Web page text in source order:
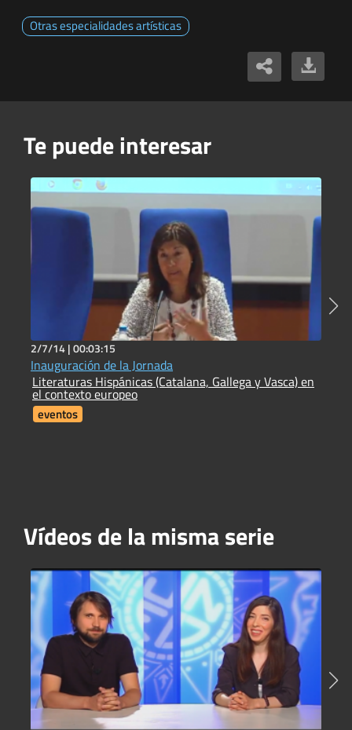
Otras especialidades artísticas
Te puede interesar
2/7/14 |00:03:15
Inauguración de la Jornada
Literaturas Hispánicas (Catalana, Gallega y Vasca) en
el contexto europeo
eventos
Vídeos de la misma serie